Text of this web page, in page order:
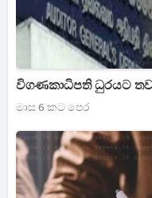
විගණකාධිපති ධුරයට
මාස 6 කට පෙර